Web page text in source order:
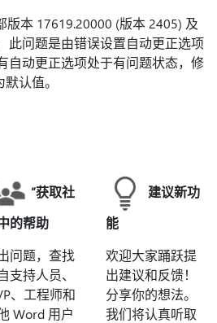
本 17619.20000 (版本 2405) 及
此问题是由错误设置自动更正选项
自动更正选项处于有问题状态，修
认值。
”获取社
的帮助
问题，查找
支持人员、
、工程师和
Word 用户
建议新功
能
欢迎大家踊跃提
出建议和反馈！
分享你的想法。
我们将认真听取